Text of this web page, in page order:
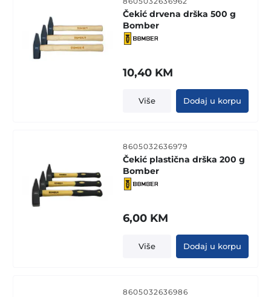
Čekić drvena drška 500 g
Bomber
10,40 KM
Više Dodaj u korpu
8605032636979
Čekić plastična drška 200 g
Bomber
6,00 KM
Više Dodaj u korpu
8605032636986